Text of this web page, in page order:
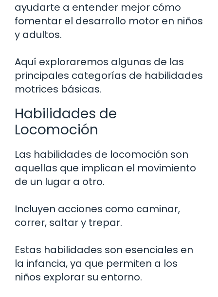
ayudarte a entender mejor cómo
fomentar el desarrollo motor en niños
y adultos.
Aquí exploraremos algunas de las
principales categorías de habilidades
motrices básicas.
Habilidades de
Locomoción
Las habilidades de locomoción son
aquellas que implican el movimiento
de un lugar a otro.
Incluyen acciones como caminar,
correr, saltar y trepar.
Estas habilidades son esenciales en
la infancia, ya que permiten a los
niños explorar su entorno.